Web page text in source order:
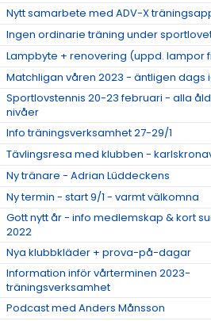
Nytt samarbete med ADV-X
Ingen ordinarie träning under
Lampbyte + renovering (uppd. lampor
Matchligan våren 2023 - äntligen dags
Sportlovstennis 20-23 februari - alla
nivåer
Info träningsverksamhet 27-29/1
Tävlingsresa med klubben -
Ny tränare - Adrian Lüddeckens
Ny termin - start 9/1 - varmt välkomna
Gott nytt år - info medlemskap & kort
2022
Nya klubbkläder + prova-på-dagar
Information inför vårterminen 2023-
träningsverksamhet
Podcast med Anders Månsson